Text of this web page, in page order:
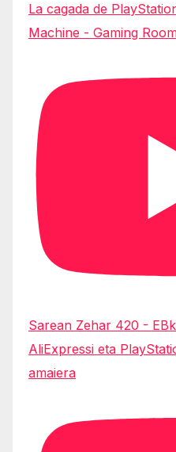
La cagada de
Machine - Gaming
Sarean Zehar 420 -
AliExpressi eta
amaiera